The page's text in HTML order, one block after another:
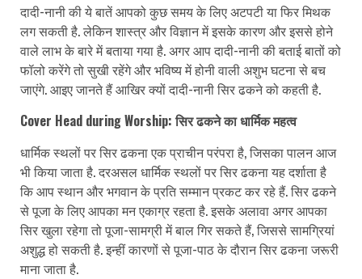
दादी-नानी की ये बातें आपको कुछ समय के लिए अटपटी या फिर मिथक
लग सकती है. लेकिन शास्त्र और विज्ञान में इसके कारण और इससे होने
वाले लाभ के बारे में बताया गया है. अगर आप दादी-नानी की बताई बातों को
फॉलो करेंगे तो सुखी रहेंगे और भविष्य में होनी वाली अशुभ घटना से बच
जाएंगे. आइए जानते हैं आखिर क्यों दादी-नानी सिर ढकने को कहती है.
Cover Head during Worship: सिर ढकने का धार्मिक महत्व
धार्मिक स्थलों पर सिर ढकना एक प्राचीन परंपरा है, जिसका पालन आज
भी किया जाता है. दरअसल धार्मिक स्थलों पर सिर ढकना यह दर्शाता है
कि आप स्थान और भगवान के प्रति सम्मान प्रकट कर रहे हैं. सिर ढकने
से पूजा के लिए आपका मन एकाग्र रहता है. इसके अलावा अगर आपका
सिर खुला रहेगा तो पूजा-सामग्री में बाल गिर सकते हैं, जिससे सामग्रियां
अशुद्ध हो सकती है. इन्हीं कारणों से पूजा-पाठ के दौरान सिर ढकना जरूरी
माना जाता है.